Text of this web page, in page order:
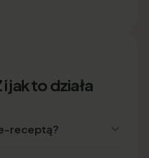
jak to działa
receptą?